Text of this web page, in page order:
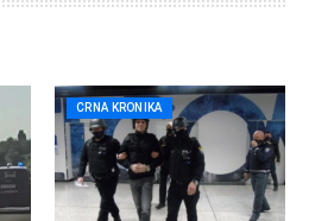
CRNA KRONIKA